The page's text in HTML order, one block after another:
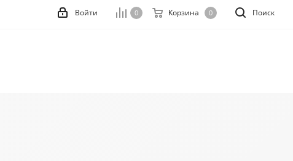
Поиск
0 Корзина 0
Войти